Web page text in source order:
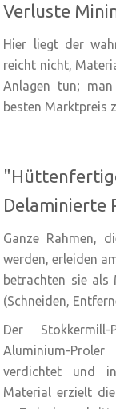
Verluste
Hier liegt der
reicht nicht,
Anlagen tun;
besten Marktpreis
Delaminierte
Ganze Rahmen,
werden, erleiden
betrachten sie als
(Schneiden,
Der
Aluminium-
verdichtet und
Material erzielt